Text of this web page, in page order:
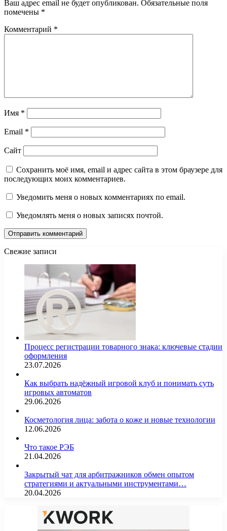
Ваш адрес email не будет опубликован. Обязательные поля
помечены *
Комментарий *
Имя *
Email *
Сайт
Сохранить моё имя, email и адрес сайта в этом браузере для
последующих моих комментариев.
Уведомить меня о новых комментариях по email.
Уведомлять меня о новых записях почтой.
Свежие записи
Процесс регистрации товарного знака: ключевые стадии
оформления
23.07.2026
Как выбрать надёжный игровой клуб и понимать суть
игровых автоматов
29.06.2026
Косметология лица: забота о коже и новые технологии
12.06.2026
Что такое РЭБ
21.04.2026
Закрытый чат для арбитражников обмен опытом
стратегиями и актуальными инструментами…
20.04.2026